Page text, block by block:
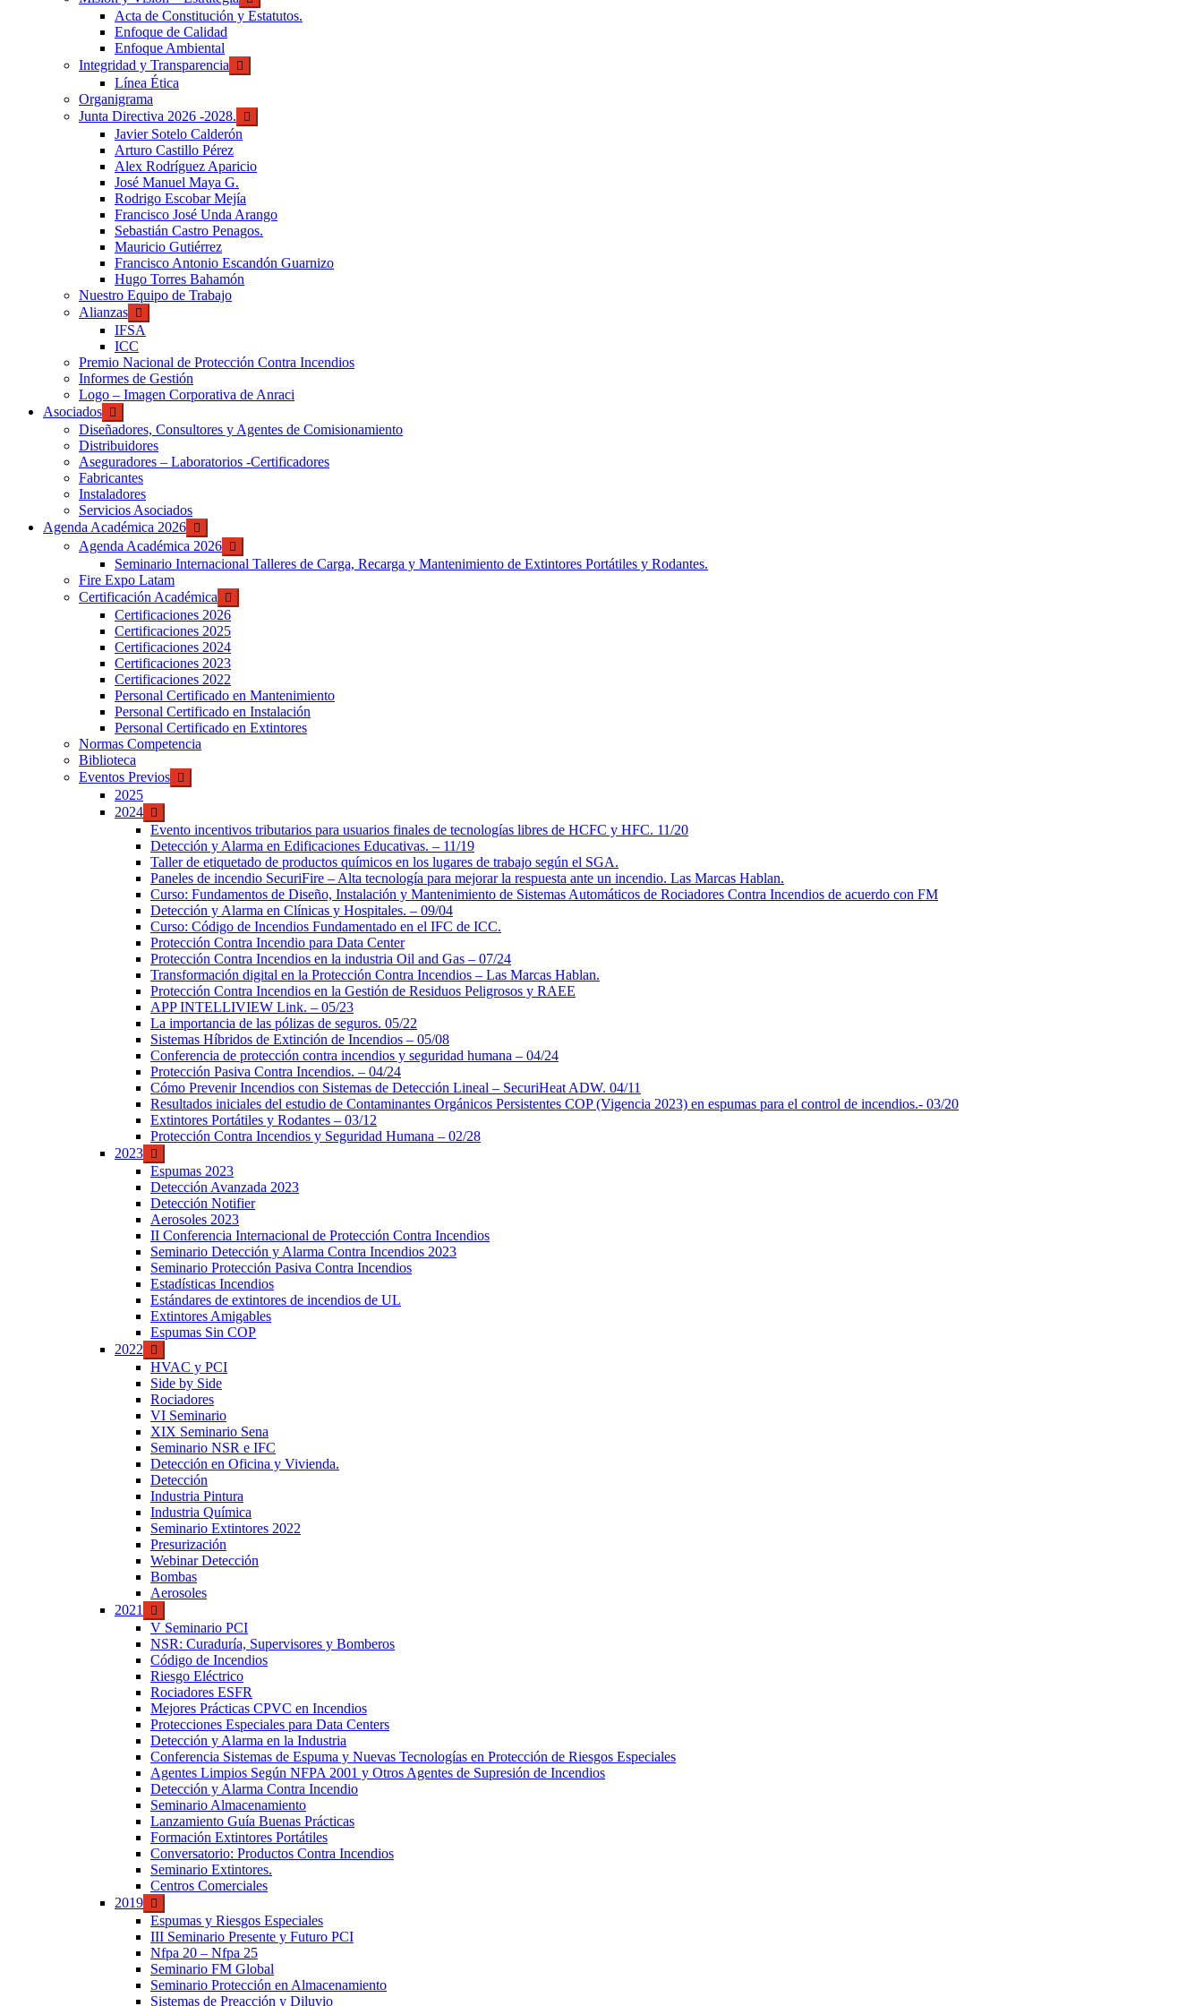
Acta de Constitución y Estatutos.
Enfoque de Calidad
Enfoque Ambiental
Integridad y Transparencia
Línea Ética
Organigrama
Junta Directiva 2026 -2028.
Javier Sotelo Calderón
Arturo Castillo Pérez
Alex Rodríguez Aparicio
José Manuel Maya G.
Rodrigo Escobar Mejía
Francisco José Unda Arango
Sebastián Castro Penagos.
Mauricio Gutiérrez
Francisco Antonio Escandón Guarnizo
Hugo Torres Bahamón
Nuestro Equipo de Trabajo
Alianzas
IFSA
ICC
Premio Nacional de Protección Contra Incendios
Informes de Gestión
Logo – Imagen Corporativa de Anraci
Asociados
Diseñadores, Consultores y Agentes de Comisionamiento
Distribuidores
Aseguradores – Laboratorios -Certificadores
Fabricantes
Instaladores
Servicios Asociados
Agenda Académica 2026
Agenda Académica 2026
Seminario Internacional Talleres de Carga, Recarga y Mantenimiento de Extintores Portátiles y Rodantes.
Fire Expo Latam
Certificación Académica
Certificaciones 2026
Certificaciones 2025
Certificaciones 2024
Certificaciones 2023
Certificaciones 2022
Personal Certificado en Mantenimiento
Personal Certificado en Instalación
Personal Certificado en Extintores
Normas Competencia
Biblioteca
Eventos Previos
2025
2024
Evento incentivos tributarios para usuarios finales de tecnologías libres de HCFC y HFC. 11/20
Detección y Alarma en Edificaciones Educativas. – 11/19
Taller de etiquetado de productos químicos en los lugares de trabajo según el SGA.
Paneles de incendio SecuriFire – Alta tecnología para mejorar la respuesta ante un incendio. Las Marcas Hablan.
Curso: Fundamentos de Diseño, Instalación y Mantenimiento de Sistemas Automáticos de Rociadores Contra Incendios de acuerdo con FM
Detección y Alarma en Clínicas y Hospitales. – 09/04
Curso: Código de Incendios Fundamentado en el IFC de ICC.
Protección Contra Incendio para Data Center
Protección Contra Incendios en la industria Oil and Gas – 07/24
Transformación digital en la Protección Contra Incendios – Las Marcas Hablan.
Protección Contra Incendios en la Gestión de Residuos Peligrosos y RAEE
APP INTELLIVIEW Link. – 05/23
La importancia de las pólizas de seguros. 05/22
Sistemas Híbridos de Extinción de Incendios – 05/08
Conferencia de protección contra incendios y seguridad humana – 04/24
Protección Pasiva Contra Incendios. – 04/24
Cómo Prevenir Incendios con Sistemas de Detección Lineal – SecuriHeat ADW. 04/11
Resultados iniciales del estudio de Contaminantes Orgánicos Persistentes COP (Vigencia 2023) en espumas para el control de incendios.- 03/20
Extintores Portátiles y Rodantes – 03/12
Protección Contra Incendios y Seguridad Humana – 02/28
2023
Espumas 2023
Detección Avanzada 2023
Detección Notifier
Aerosoles 2023
II Conferencia Internacional de Protección Contra Incendios
Seminario Detección y Alarma Contra Incendios 2023
Seminario Protección Pasiva Contra Incendios
Estadísticas Incendios
Estándares de extintores de incendios de UL
Extintores Amigables
Espumas Sin COP
2022
HVAC y PCI
Side by Side
Rociadores
VI Seminario
XIX Seminario Sena
Seminario NSR e IFC
Detección en Oficina y Vivienda.
Detección
Industria Pintura
Industria Química
Seminario Extintores 2022
Presurización
Webinar Detección
Bombas
Aerosoles
2021
V Seminario PCI
NSR: Curaduría, Supervisores y Bomberos
Código de Incendios
Riesgo Eléctrico
Rociadores ESFR
Mejores Prácticas CPVC en Incendios
Protecciones Especiales para Data Centers
Detección y Alarma en la Industria
Conferencia Sistemas de Espuma y Nuevas Tecnologías en Protección de Riesgos Especiales
Agentes Limpios Según NFPA 2001 y Otros Agentes de Supresión de Incendios
Detección y Alarma Contra Incendio
Seminario Almacenamiento
Lanzamiento Guía Buenas Prácticas
Formación Extintores Portátiles
Conversatorio: Productos Contra Incendios
Seminario Extintores.
Centros Comerciales
2019
Espumas y Riesgos Especiales
III Seminario Presente y Futuro PCI
Nfpa 20 – Nfpa 25
Seminario FM Global
Seminario Protección en Almacenamiento
Sistemas de Preacción y Diluvio